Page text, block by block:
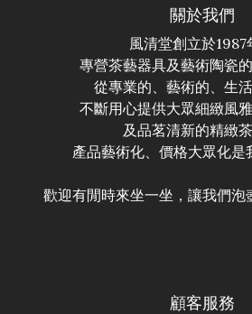
關於我們
風清堂創立於1987
專營茶藝器具及藝術陶瓷
從專業的、藝術的、生
不斷用心提供大眾細緻風
及品茗清新的精緻茶
產品藝術化、價格大眾化是
歡迎有閒時來坐一坐，讓我們泡
顧客服務